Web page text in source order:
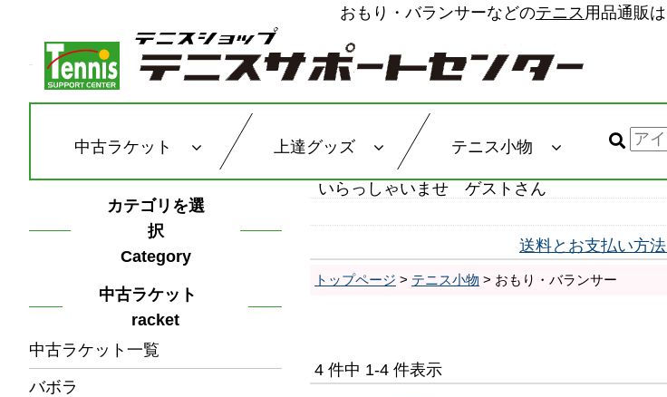
おもり・バランサーなどのテニス用品通販
中古ラケット 上達グッズ テニス小物
カテゴリを選
択
Category
中古ラケット
racket
中古ラケット一覧
バボラ
いらっしゃいませ ゲストさん
送料とお支払い方
トップページ > テニス小物 > おもり・バランサー
4 件中 1-4 件表示